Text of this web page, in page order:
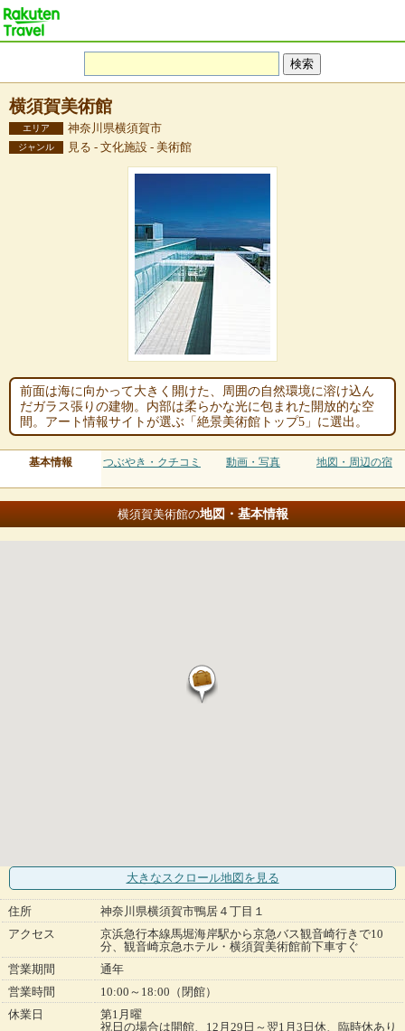
横須賀美術館
エリア 神奈川県横須賀市
ジャンル 見る - 文化施設 - 美術館
前面は海に向かって大きく開けた、周囲の自然環境に溶け込ん
だガラス張りの建物。内部は柔らかな光に包まれた開放的な空
間。アート情報サイトが選ぶ「絶景美術館トップ5」に選出。
基本情報 つぶやき・クチコミ 動画・写真 地図・周辺の宿
横須賀美術館の地図・基本情報
大きなスクロール地図 を見る
住所
神奈川県横須賀市鴨居４丁目１
アクセス
京浜急行本線馬堀海岸駅から京急バス観音崎行きで10
分、観音崎京急ホテル・横須賀美術館前下車すぐ
営業期間
通年
営業時間
10:00～18:00（閉館）
休業日
第1月曜
祝日の場合は開館、12月29日～翌1月3日休、臨時休あり